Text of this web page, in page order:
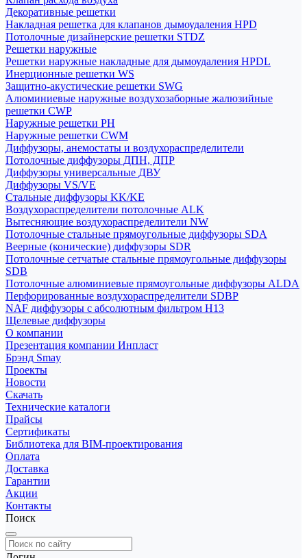
Декоративные решетки
Накладная решетка для клапанов дымоудаления HPD
Потолочные дизайнерские решетки STDZ
Решетки наружные
Решетки наружные накладные для дымоудаления HPDL
Инерционные решетки WS
Защитно-акустические решетки SWG
Алюминиевые наружные воздухозаборные жалюзийные
решетки CWP
Наружные решетки РН
Наружные решетки CWM
Диффузоры, анемостаты и воздухораспределители
Потолочные диффузоры ДПН, ДПР
Диффузоры универсальные ДВУ
Диффузоры VS/VE
Стальные диффузоры KK/KE
Воздухораспределители потолочные ALK
Вытесняющие воздухораспределители NW
Потолочные стальные прямоугольные диффузоры SDA
Веерные (конические) диффузоры SDR
Потолочные сетчатые стальные прямоугольные диффузоры
SDB
Потолочные алюминиевые прямоугольные диффузоры ALDA
Перфорированные воздухораспределители SDBP
NAF диффузоры с абсолютным фильтром Н13
Щелевые диффузоры
О компании
Презентация компании Инпласт
Брэнд Smay
Проекты
Новости
Скачать
Технические каталоги
Прайсы
Сертификаты
Библиотека для BIM-проектирования
Оплата
Доставка
Гарантии
Акции
Контакты
Поиск